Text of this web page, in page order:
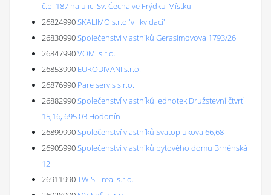
č.p. 187 na ulici Sv. Čecha ve Frýdku-Místku
26824990SKALIMO s.r.o.'v likvidaci'
26830990Společenství vlastníků Gerasimovova 1793/26
26847990VOMI s.r.o.
26853990 EURODIVANI s.r.o.
26876990 Pare servis s.r.o.
26882990Společenství vlastníků jednotek Družstevní čtvrť
15,16, 695 03 Hodonín
26899990Společenství vlastníků Svatoplukova 66,68
26905990Společenství vlastníků bytového domu Brněnská
12
26911990TWIST-real s.r.o.